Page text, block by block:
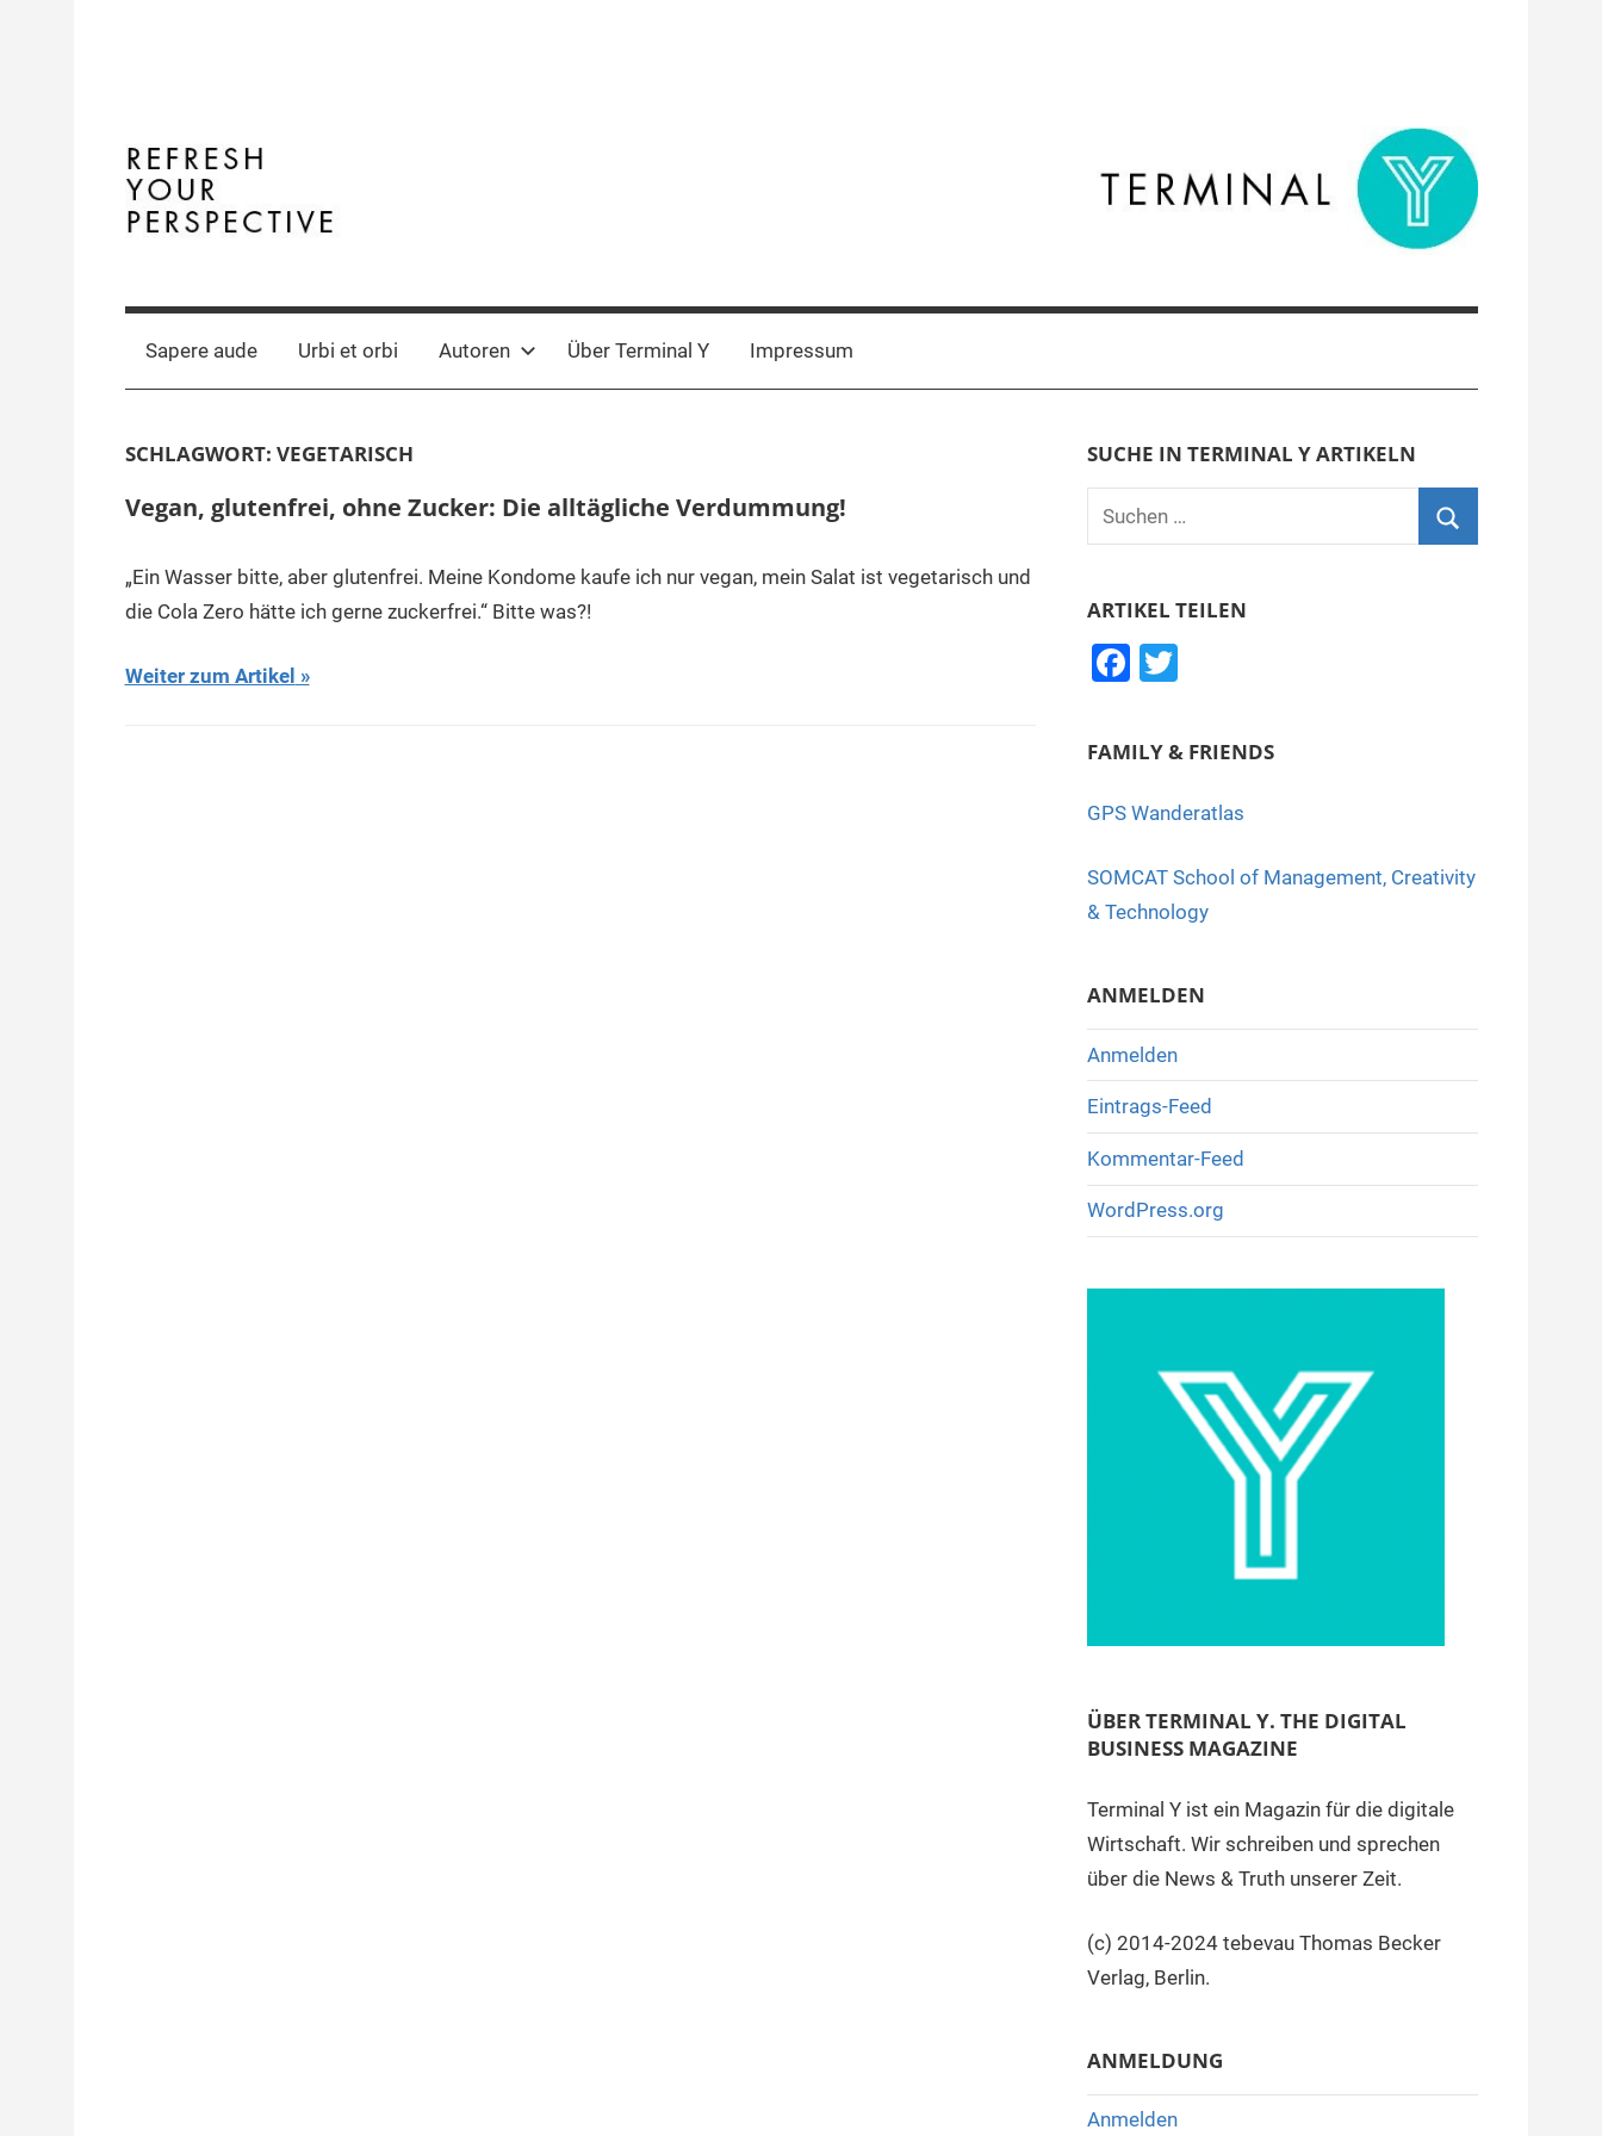
Terminal
Y
Digital
Business
Sapere aude Urbi et orbi Autoren Über Terminal Y Impressum
SCHLAGWORT: VEGETARISCH
Vegan, glutenfrei, ohne Zucker: Die alltägliche Verdummung!
„Ein Wasser bitte, aber glutenfrei. Meine Kondome kaufe ich nur vegan, mein Salat ist vegetarisch und
die Cola Zero hätte ich gerne zuckerfrei.“ Bitte was?!
Weiter zum Artikel
SUCHE IN TERMINAL Y ARTIKELN
Suchen
nach:
ARTIKEL TEILEN
F
c
b
o
k
T
tt
FAMILY & FRIENDS
GPS Wanderatlas
SOMCAT School of Management, Creativity
& Technology
ANMELDEN
Anmelden
Eintrags-Feed
Kommentar-Feed
WordPress.org
ÜBER TERMINAL Y. THE DIGITAL
BUSINESS MAGAZINE
Terminal Y ist ein Magazin für die digitale
Wirtschaft. Wir schreiben und sprechen
über die News & Truth unserer Zeit.
(c) 2014-2024 tebevau Thomas Becker
Verlag, Berlin.
ANMELDUNG
Anmelden